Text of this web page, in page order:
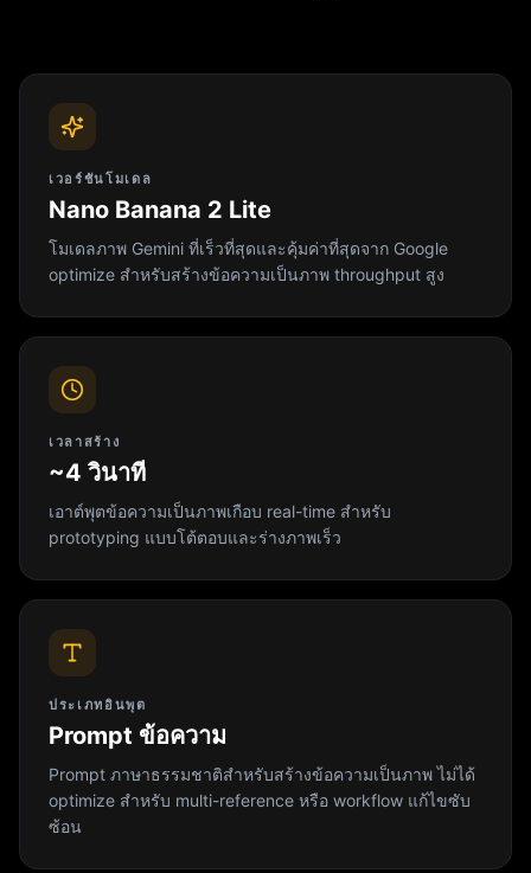
เวอร์ชันโมเดล
Nano Banana 2 Lite
โมเดลภาพ Gemini ที่เร็วที่สุดและคุ้มค่าที่สุดจาก Google
optimize สำหรับสร้างข้อความเป็นภาพ throughput สูง
เวลาสร้าง
~4 วินาที
เอาต์พุตข้อความเป็นภาพเกือบ real-time สำหรับ
prototyping แบบโต้ตอบและร่างภาพเร็ว
ประเภทอินพุต
Prompt ข้อความ
Prompt ภาษาธรรมชาติสำหรับสร้างข้อความเป็นภาพ ไม่ได้
optimize สำหรับ multi-reference หรือ workflow แก้ไขซับ
ซ้อน